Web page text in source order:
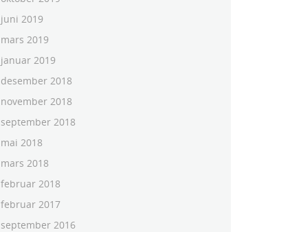
juni 2019
mars 2019
januar 2019
desember 2018
november 2018
september 2018
mai 2018
mars 2018
februar 2018
februar 2017
september 2016